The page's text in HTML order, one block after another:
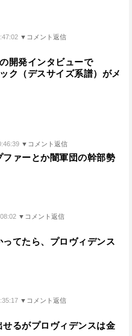
▼コメント返信
開発インタビューで
ク（デスサイズ系譜）がメ
▼コメント返信
ァーとか闇軍団の幹部勢
▼コメント返信
てたら、プロヴィデンス
▼コメント返信
るがプロヴィデンスは金